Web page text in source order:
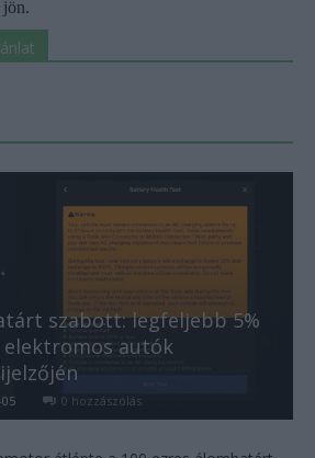
szabott: legfeljebb 5%
elektromos autók
0 hozzászólás